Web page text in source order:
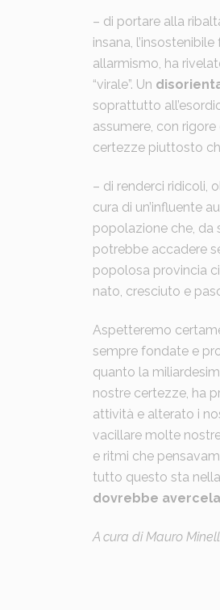
– di portare alla
insana,
allarmismo, ha
“virale”. Un
soprattutto
assumere, con
certezze piuttosto
– di renderci ridicoli,
cura di un’influente
popolazione che, da
potrebbe accadere
popolosa provincia
nato, cresciuto e
Aspetteremo
sempre fondate e
quanto la
nostre certezze, ha
attività e alterato i
vacillare molte
e ritmi che
tutto questo sta
dovrebbe
A cura di Mauro